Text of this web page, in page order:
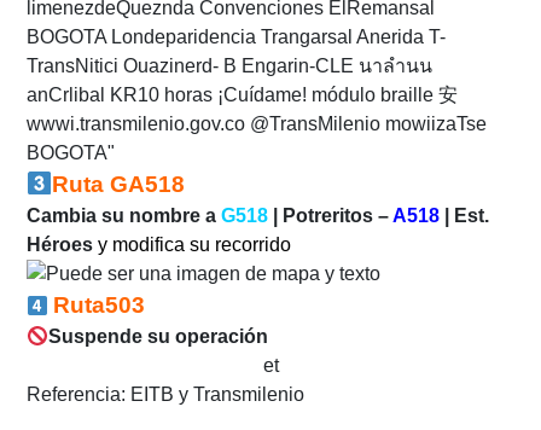
Ruta GA518
Cambia su nombre a G518 | Potreritos –A518 | Est.
Héroes y modifica su recorrido
Ruta503
Suspende su operación
et
Referencia: EITB y Transmilenio